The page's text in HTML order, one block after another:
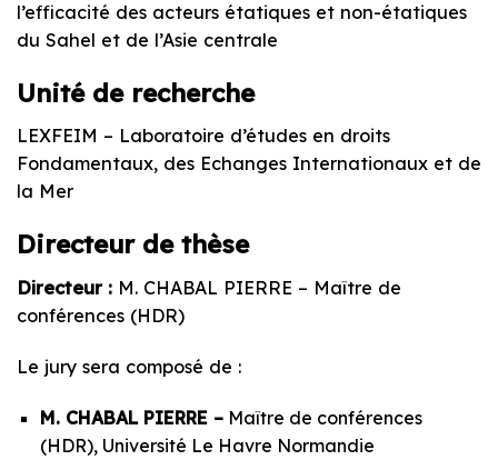
l’efficacité des acteurs étatiques et non-étatiques
du Sahel et de l’Asie centrale
Unité de recherche
LEXFEIM – Laboratoire d’études en droits
Fondamentaux, des Echanges Internationaux et de
la Mer
Directeur de thèse
Directeur : M. CHABAL PIERRE – Maître de
conférences (HDR)
Le jury sera composé de :
M. CHABAL PIERRE –Maître de conférences
(HDR), Université Le Havre Normandie